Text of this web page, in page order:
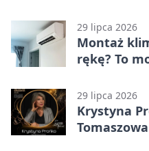
29 lipca 2026
Montaż
rękę? To
29 lipca 2026
Krystyna